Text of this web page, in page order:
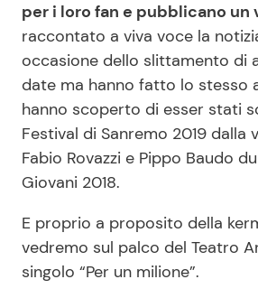
per i loro fan e pubblicano un
raccontato a viva voce la
occasione dello slittamento di
date ma hanno fatto lo stesso
hanno scoperto di esser stati
Festival di Sanremo 2019 dalla
Fabio Rovazzi e Pippo Baudo
Giovani 2018.
E proprio a proposito della
vedremo sul palco del Teatro
singolo “Per un milione”.